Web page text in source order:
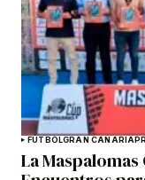
FÚTBOLGRAN CANARIA
La